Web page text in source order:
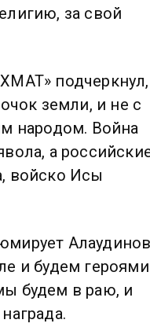
за свой
подчеркнул,
земли, и не с
народом. Война
а
войско Исы
и будем
будем в раю, и